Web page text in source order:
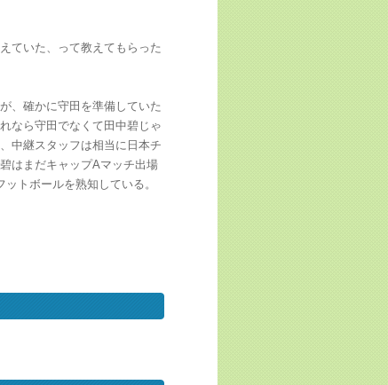
ていた、って教えてもらった
、確かに守田を準備していた
なら守田でなくて田中碧じゃ
中継スタッフは相当に日本チ
はまだキャップAマッチ出場
トボールを熟知している。